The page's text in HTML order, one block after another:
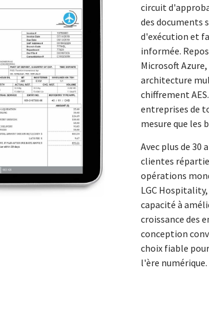
circuit
des documents
d'exécution et
informée.
Microsoft
architecture
chiffrement
entreprises de
mesure que les
Avec plus de 30
clientes
opérations
LGC
capacité à
croissance des
conception
choix fiable
l'ère numérique.